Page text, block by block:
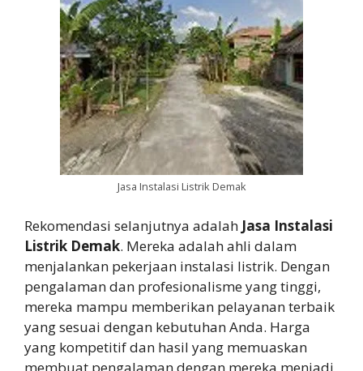
Jasa Instalasi Listrik Demak
Rekomendasi selanjutnya adalah Jasa Instalasi
Listrik Demak. Mereka adalah ahli dalam
menjalankan pekerjaan instalasi listrik. Dengan
pengalaman dan profesionalisme yang tinggi,
mereka mampu memberikan pelayanan terbaik
yang sesuai dengan kebutuhan Anda. Harga
yang kompetitif dan hasil yang memuaskan
membuat pengalaman dengan mereka menjadi